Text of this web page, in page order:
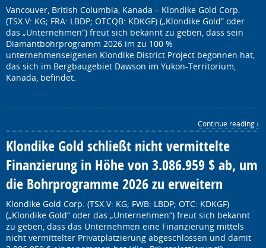
Vancouver, British Columbia, Kanada – Klondike Gold Corp.
(TSX.V: KG; FRA: LBDP; OTCQB: KDKGF) („Klondike Gold” oder
das „Unternehmen”) freut sich bekannt zu geben, dass sein
Diamantbohrprogramm 2026 im zu 100 %
unternehmenseigenen Klondike District Project begonnen hat,
das sich im Bergbaugebiet Dawson im Yukon-Territorium,
Kanada, befindet.
Continue reading ›
Klondike Gold schließt nicht vermittelte
Finanzierung in Höhe von 3.086.959 $ ab, um
die Bohrprogramme 2026 zu erweitern
Klondike Gold Corp. (TSX.V: KG; FWB: LBDP; OTC: KDKGF)
(„Klondike Gold“ oder das „Unternehmen“) freut sich bekannt
zu geben, dass das Unternehmen eine Finanzierung mittels
nicht vermittelter Privatplatzierung abgeschlossen und damit